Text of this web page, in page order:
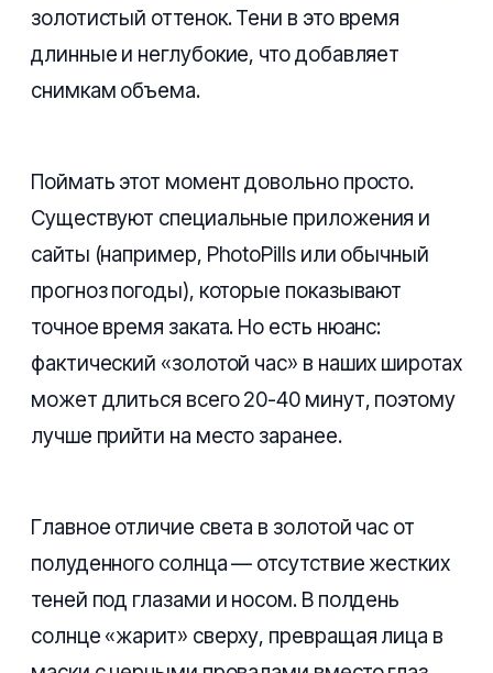
золотистый оттенок. Тени в это время
длинные и неглубокие, что добавляет
снимкам объема.
Поймать этот момент довольно просто.
Существуют специальные приложения и
сайты (например, PhotoPills или обычный
прогноз погоды), которые показывают
точное время заката. Но есть нюанс:
фактический «золотой час» в наших широтах
может длиться всего 20-40 минут, поэтому
лучше прийти на место заранее.
Главное отличие света в золотой час от
полуденного солнца — отсутствие жестких
теней под глазами и носом. В полдень
солнце «жарит» сверху, превращая лица в